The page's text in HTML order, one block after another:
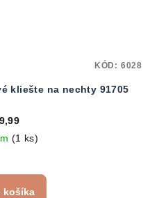
kliešte na nechty 91705
(1 ks)
košíka
KÓD: 6028